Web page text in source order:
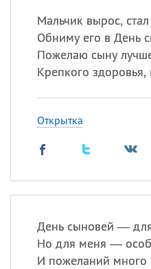
Мальчик вырос,
Обниму его в День
Пожелаю сыну
Крепкого
Открытка
День сыновей —
Но для меня —
И пожеланий много